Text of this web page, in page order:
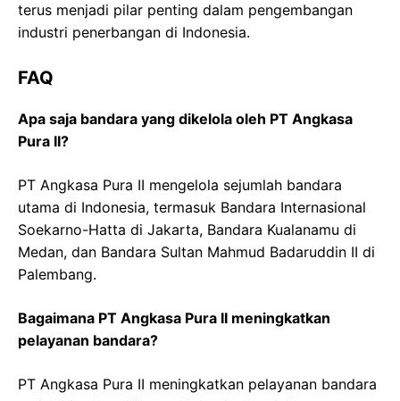
terus menjadi pilar penting dalam pengembangan
industri penerbangan di Indonesia.
FAQ
Apa saja bandara yang dikelola oleh PT Angkasa
Pura II?
PT Angkasa Pura II mengelola sejumlah bandara
utama di Indonesia, termasuk Bandara Internasional
Soekarno-Hatta di Jakarta, Bandara Kualanamu di
Medan, dan Bandara Sultan Mahmud Badaruddin II di
Palembang.
Bagaimana PT Angkasa Pura II meningkatkan
pelayanan bandara?
PT Angkasa Pura II meningkatkan pelayanan bandara